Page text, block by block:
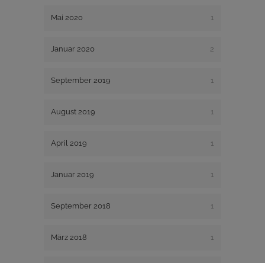
Mai 2020 1
Januar 2020 2
September 2019 1
August 2019 1
April 2019 1
Januar 2019 1
September 2018 1
März 2018 1